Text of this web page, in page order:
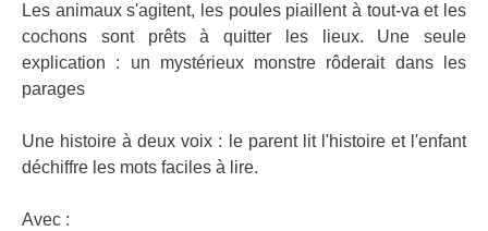
Les animaux s'agitent, les poules piaillent à tout-va et les
cochons sont prêts à quitter les lieux. Une seule
explication : un mystérieux monstre rôderait dans les
parages
Une histoire à deux voix : le parent lit l'histoire et l'enfant
déchiffre les mots faciles à lire.
Avec :